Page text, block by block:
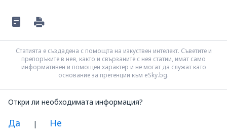
Статията е създадена с помощта на изкуствен интелект. Съветите и
препоръките в нея, както и свързаните с нея статии, имат само
информативен и помощен характер и не могат да служат като
основание за претенции към eSky.bg.
Откри ли необходимата информация?
Да | Не